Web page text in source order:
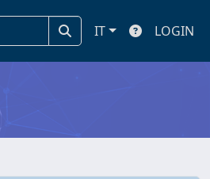
IT LOGIN